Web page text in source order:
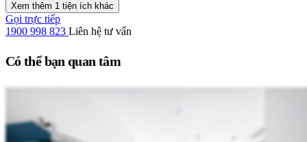
Xem thêm 1 tiện ích khác
Gọi trực tiếp
1900 998 823 Liên hệ tư vấn
Có thể bạn quan tâm